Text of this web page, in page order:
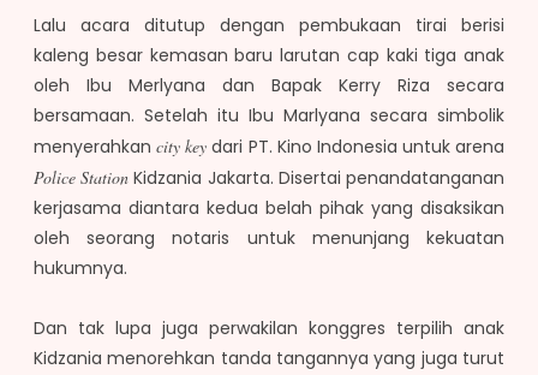
Lalu acara ditutup dengan pembukaan tirai berisi
kaleng besar kemasan baru larutan cap kaki tiga anak
oleh Ibu Merlyana dan Bapak Kerry Riza secara
bersamaan. Setelah itu Ibu Marlyana secara simbolik
menyerahkancity key dari PT. Kino Indonesia untuk arena
Police StationKidzania Jakarta. Disertai penandatanganan
kerjasama diantara kedua belah pihak yang disaksikan
oleh seorang notaris untuk menunjang kekuatan
hukumnya.
Dan tak lupa juga perwakilan konggres terpilih anak
Kidzania menorehkan tanda tangannya yang juga turut